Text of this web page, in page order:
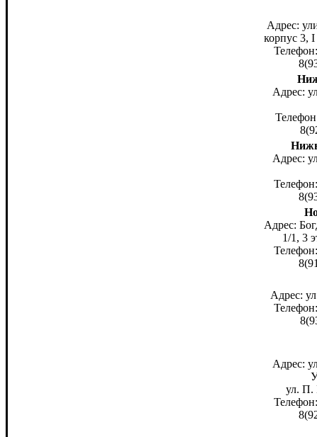
Адрес:
корпус 3,
Адрес:
Адрес:
Адрес:
1/1, 3
Адрес:
Адрес:
ул. П.